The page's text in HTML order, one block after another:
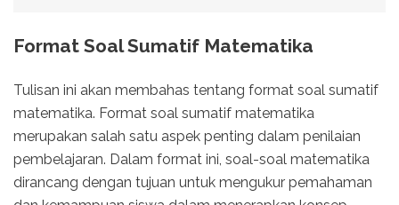
Format Soal Sumatif Matematika
Tulisan ini akan membahas tentang format soal sumatif
matematika. Format soal sumatif matematika
merupakan salah satu aspek penting dalam penilaian
pembelajaran. Dalam format ini, soal-soal matematika
dirancang dengan tujuan untuk mengukur pemahaman